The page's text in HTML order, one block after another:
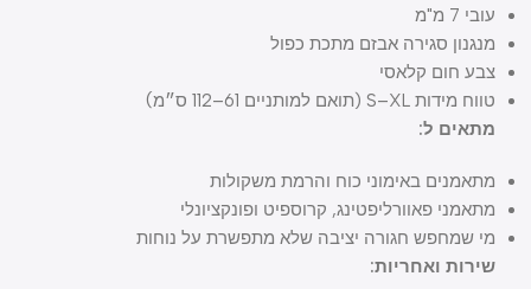
עובי 7 מ"מ
מנגנון סגירה אבזם מתכת כפול
צבע חום קלאסי
טווח מידות S–XL (תואם למותניים 61–112 ס״מ)
מתאים ל:
מתאמנים באימוני כוח והרמת משקולות
מתאמני פאוורליפטינג, קרוספיט ופונקציונלי
מי שמחפש חגורה יציבה שלא מתפשרת על נוחות
שירות ואחריות: